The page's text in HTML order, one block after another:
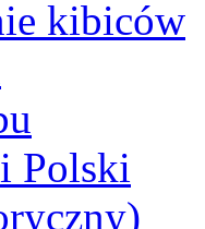
kibiców
Polski